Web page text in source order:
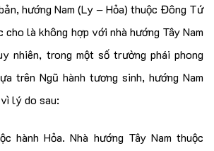
hướng Nam (Ly – Hỏa) thuộc Đông Tứ
là không hợp với nhà hướng Tây Nam
nhiên, trong một số trường phái phong
trên Ngũ hành tương sinh, hướng Nam
lý do sau:
hành Hỏa. Nhà hướng Tây Nam thuộc